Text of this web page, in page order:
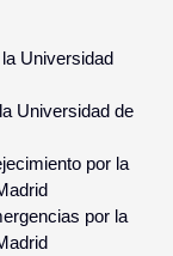
Universidad
Universidad de
por la
por la